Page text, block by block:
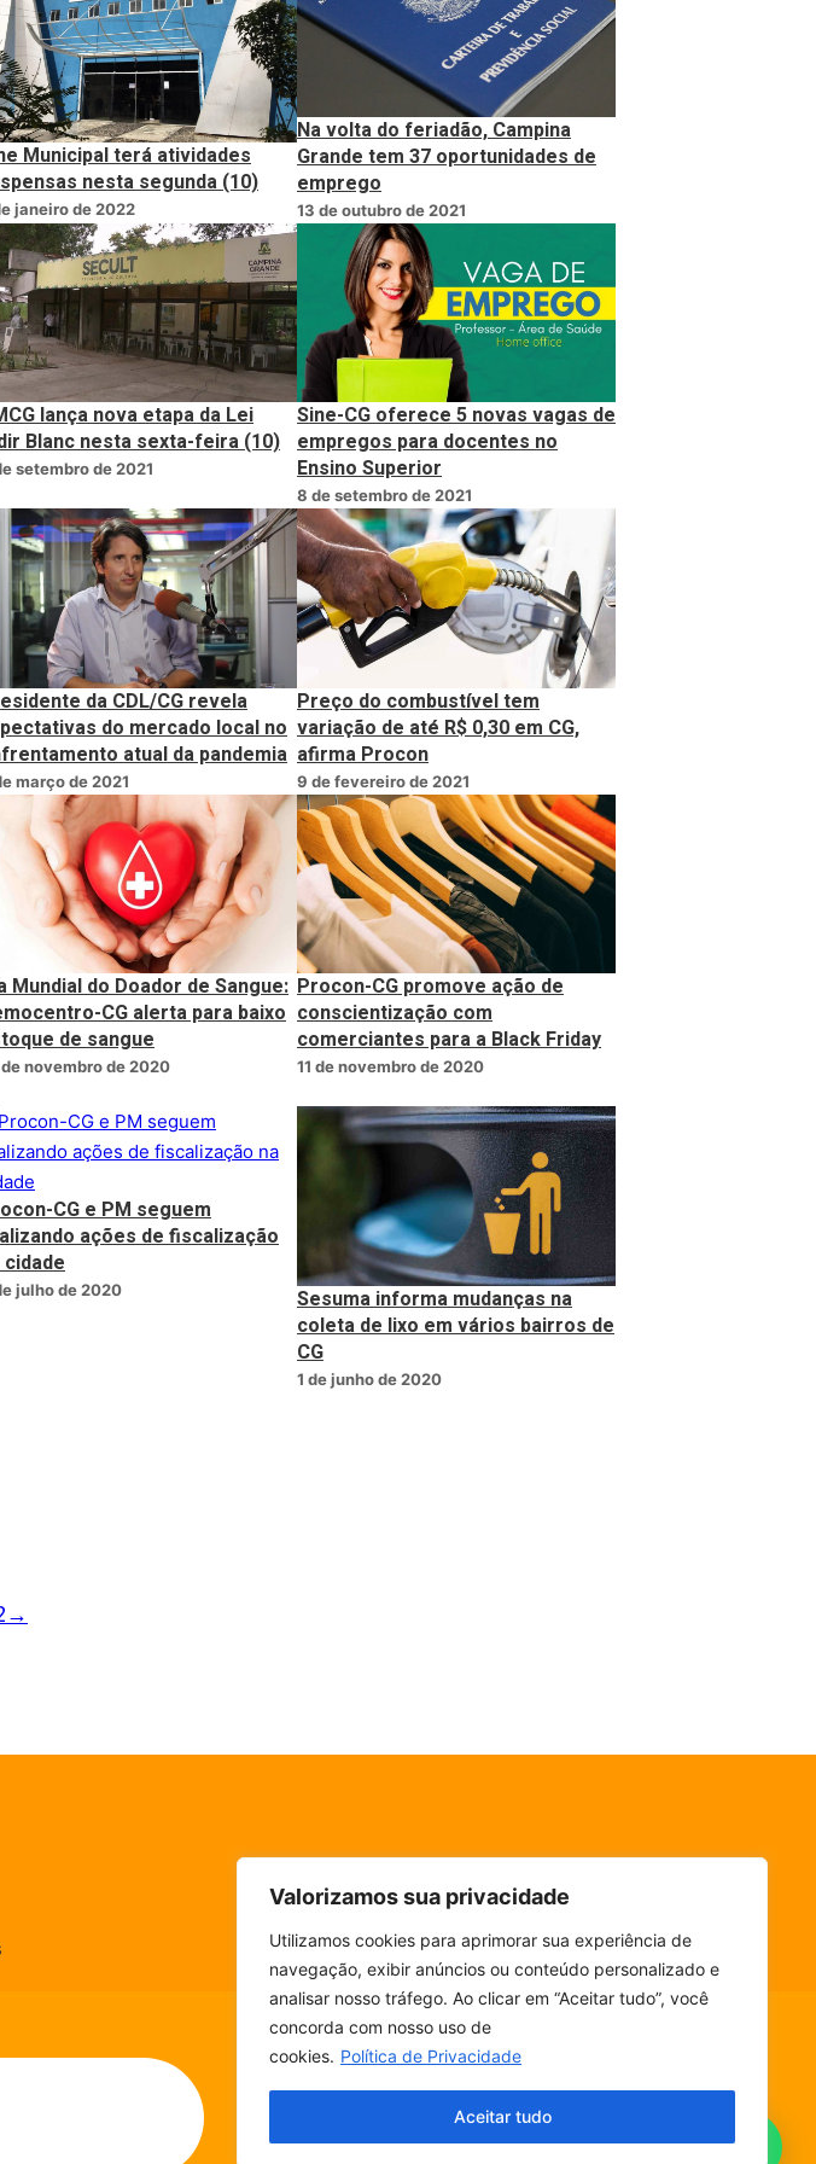
Valorizamos sua privacidade
Utilizamos cookies para aprimorar sua experiência de
navegação, exibir anúncios ou conteúdo personalizado e
analisar nosso tráfego. Ao clicar em “Aceitar tudo”, você
concorda com nosso uso de
cookies. Política de Privacidade
Aceitar tudo
ESCUTE SEM PARAR! BAIXE O NOSSO APP.
Municipal terá atividades
nesta segunda (10)
janeiro de 2022
Na volta do feriadão, Campina
Grande tem 37 oportunidades de
emprego
13 de outubro de 2021
lança nova etapa da Lei
Blanc nesta sexta-feira (10)
setembro de 2021
Sine-CG oferece 5 novas vagas de
empregos para docentes no
Ensino Superior
8 de setembro de 2021
da CDL/CG revela
do mercado local no
atual da pandemia
março de 2021
Preço do combustível tem
variação de até R$ 0,30 em CG,
afirma Procon
9 de fevereiro de 2021
Mundial do Doador de Sangue:
CG alerta para baixo
de sangue
de novembro de 2020
Procon-CG promove ação de
conscientização com
comerciantes para a Black Friday
11 de novembro de 2020
CG e PM seguem
ações de fiscalização
cidade
julho de 2020
Sesuma informa mudanças na
coleta de lixo em vários bairros de
CG
1 de junho de 2020
→
Fala, ouvinte!